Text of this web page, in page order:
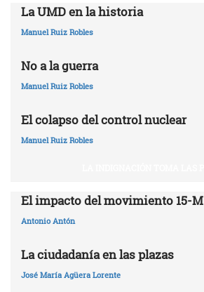
La UMD en la historia
Manuel Ruiz Robles
No a la guerra
Manuel Ruiz Robles
El colapso del control nuclear
Manuel Ruiz Robles
El impacto del movimiento 15-M
Antonio Antón
La ciudadanía en las plazas
José María Agüera Lorente